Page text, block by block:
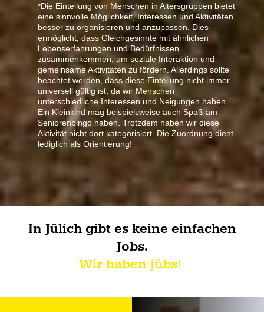
*Die Einteilung von Menschen in Altersgruppen bietet
eine sinnvolle Möglichkeit, Interessen und Aktivitäten
besser zu organisieren und anzupassen. Dies
ermöglicht, dass Gleichgesinnte mit ähnlichen
Lebenserfahrungen und Bedürfnissen
zusammenkommen, um soziale Interaktion und
gemeinsame Aktivitäten zu fördern. Allerdings sollte
beachtet werden, dass diese Einteilung nicht immer
universell gültig ist, da wir Menschen
unterschiedliche Interessen und Neigungen haben.
Ein Kleinkind mag beispielsweise auch Spaß am
Seniorenbingo haben. Trotzdem haben wir diese
Aktivität nicht dort kategorisiert. Die Zuordnung dient
lediglich als Orientierung!
In Jülich gibt es keine einfachen
Jobs.
Wir haben jübs!